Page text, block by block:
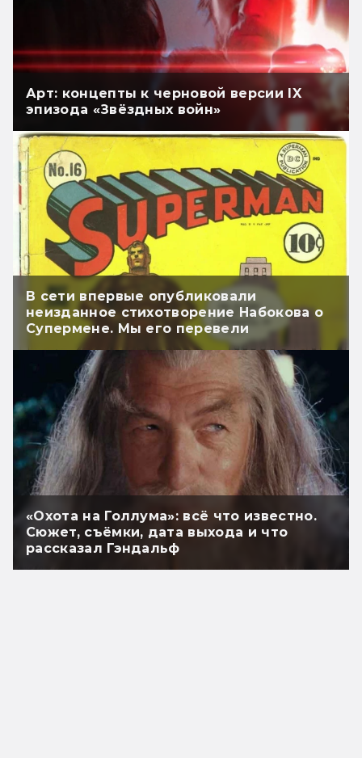
Арт: концепты к черновой версии IX
эпизода «Звёздных войн»
В сети впервые опубликовали
неизданное стихотворение Набокова о
Супермене. Мы его перевели
«Охота на Голлума»: всё что известно.
Сюжет, съёмки, дата выхода и что
рассказал Гэндальф